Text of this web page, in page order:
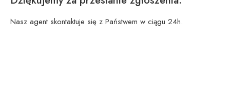
Nasz agent skontaktuje się z Państwem w ciągu 24h.